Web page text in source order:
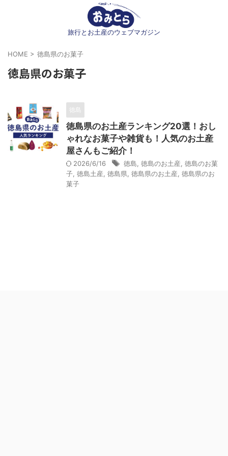
旅行とお土産のウェブマガジン
HOME > 徳島県のお菓子
徳島県のお菓子
徳島
徳島県のお土産ランキング20選！おし
ゃれなお菓子や雑貨も！人気のお土産
屋さんもご紹介！
2026/6/16 徳島 徳島のお土産 徳島のお菓
子 徳島土産 徳島県 徳島県のお土産 徳島県のお
菓子